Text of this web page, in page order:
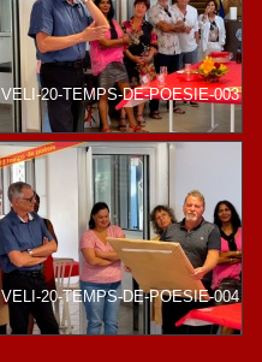
VELI-20-TEMPS-DE-POESIE-003
VELI-20-TEMPS-DE-POESIE-004